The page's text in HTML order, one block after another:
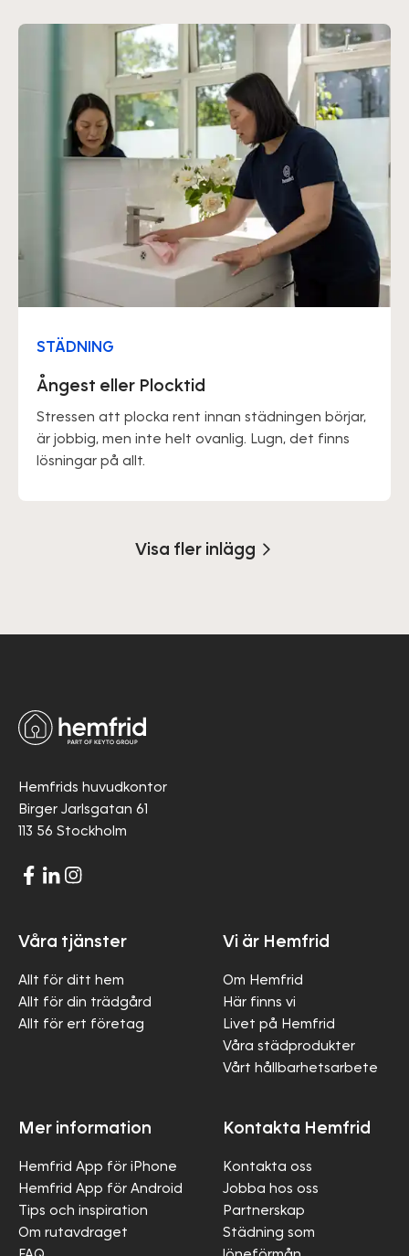
använda en stor mängd rengöringsmedel.
STÄDNING
Ångest eller Plocktid
Stressen att plocka rent innan städningen börjar,
är jobbig, men inte helt ovanlig. Lugn, det finns
lösningar på allt.
Visa fler inlägg
Hemfrids huvudkontor
Birger Jarlsgatan 61
113 56 Stockholm
Våra tjänster
Allt för ditt hem
Allt för din trädgård
Allt för ert företag
Vi är Hemfrid
Om Hemfrid
Här finns vi
Livet på Hemfrid
Våra städprodukter
Vårt hållbarhetsarbete
Mer information
Hemfrid App för iPhone
Hemfrid App för Android
Tips och inspiration
Om rutavdraget
Kontakta Hemfrid
Kontakta oss
Jobba hos oss
Partnerskap
Städning som